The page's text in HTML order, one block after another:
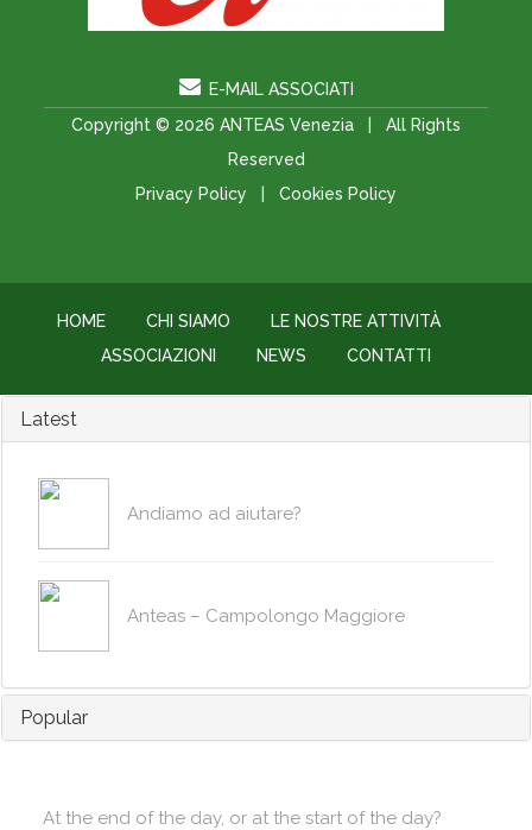
E-MAIL ASSOCIATI
Copyright © 2026 ANTEAS Venezia | All Rights
Reserved
Privacy Policy
Cookies Policy
HOME CHI SIAMO
LE NOSTRE ATTIVITÀ
ASSOCIAZIONI
NEWS CONTATTI
Latest
Andiamo ad aiutare?
Anteas – Campolongo Maggiore
Popular
At the end of the day, or at the start of the day?